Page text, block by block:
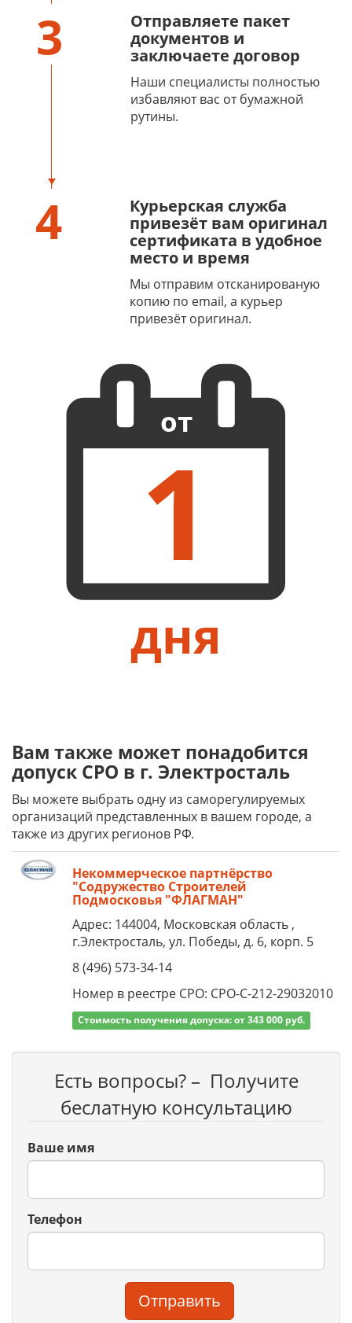
3
Отправляете пакет
документов и
заключаете договор
Наши специалисты полностью
избавляют вас от бумажной
рутины.
4
Курьерская служба
привезёт вам оригинал
сертификата в удобное
место и время
Мы отправим отсканированую
копию по email, а курьер
привезёт оригинал.
от
1
дня
Вам также может понадобится
допуск СРО в г. Электросталь
Вы можете выбрать одну из саморегулируемых
организаций представленных в вашем городе, а
также из других регионов РФ.
Некоммерческое партнёрство
"Содружество Строителей
Подмосковья "ФЛАГМАН"
Адрес: 144004, Московская область ,
г.Электросталь, ул. Победы, д. 6, корп. 5
8 (496) 573-34-14
Номер в реестре СРО: СРО-С-212-29032010
Стоимость получения допуска: от 343 000 руб.
Есть вопросы? – Получите
беслатную консультацию
Ваше имя
Телефон
Отправить